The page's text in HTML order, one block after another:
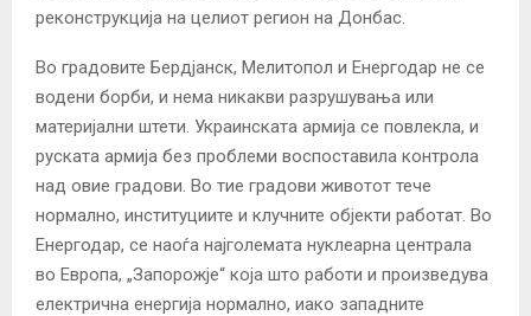
реконструкција на целиот регион на Донбас.
Во градовите Бердјанск, Мелитопол и Енергодар не се
водени борби, и нема никакви разрушувања или
материјални штети. Украинската армија се повлекла, и
руската армија без проблеми воспоставила контрола
над овие градови. Во тие градови животот тече
нормално, институциите и клучните објекти работат. Во
Енергодар, се наоѓа најголемата нуклеарна централа
во Европа, „Запорожје“ која што работи и произведува
електрична енергија нормално, иако западните